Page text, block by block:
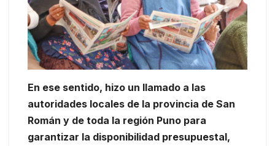
En ese sentido, hizo un llamado a las
autoridades locales de la provincia de San
Román y de toda la región Puno para
garantizar la disponibilidad presupuestal,